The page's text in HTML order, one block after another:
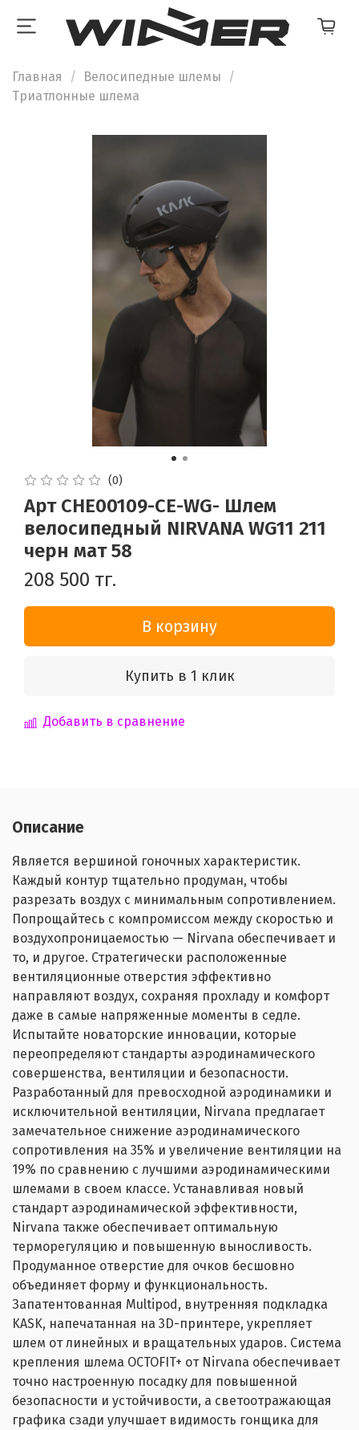
Главная
Велосипедные шлемы
Триатлонные шлема
(0)
Арт CHE00109-CE-WG- Шлем
велосипедный NIRVANA WG11 211
черн мат 58
208 500 тг.
В корзину
Купить в 1 клик
Добавить в сравнение
Описание
Является вершиной гоночных характеристик.
Каждый контур тщательно продуман, чтобы
разрезать воздух с минимальным сопротивлением.
Попрощайтесь с компромиссом между скоростью и
воздухопроницаемостью — Nirvana обеспечивает и
то, и другое. Стратегически расположенные
вентиляционные отверстия эффективно
направляют воздух, сохраняя прохладу и комфорт
даже в самые напряженные моменты в седле.
Испытайте новаторские инновации, которые
переопределяют стандарты аэродинамического
совершенства, вентиляции и безопасности.
Разработанный для превосходной аэродинамики и
исключительной вентиляции, Nirvana предлагает
замечательное снижение аэродинамического
сопротивления на 35% и увеличение вентиляции на
19% по сравнению с лучшими аэродинамическими
шлемами в своем классе. Устанавливая новый
стандарт аэродинамической эффективности,
Nirvana также обеспечивает оптимальную
терморегуляцию и повышенную выносливость.
Продуманное отверстие для очков бесшовно
объединяет форму и функциональность.
Запатентованная Multipod, внутренняя подкладка
KASK, напечатанная на 3D-принтере, укрепляет
шлем от линейных и вращательных ударов. Система
крепления шлема OCTOFIT+ от Nirvana обеспечивает
точно настроенную посадку для повышенной
безопасности и устойчивости, а светоотражающая
графика сзади улучшает видимость гонщика для